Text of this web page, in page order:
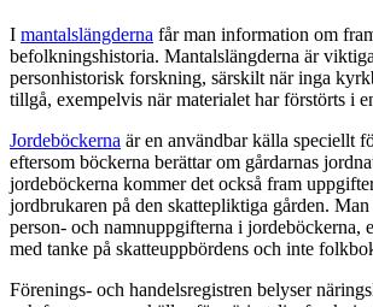
I mantalslängderna får man information om
befolkningshistoria. Mantalslängderna är
personhistorisk forskning, särskilt när inga
tillgå, exempelvis när materialet har förstörts i
Jordeböckerna är en användbar källa speciellt
eftersom böckerna berättar om gårdarnas
jordeböckerna kommer det också fram
jordbrukaren på den skattepliktiga gården.
person- och namnuppgifterna i jordeböckerna,
med tanke på skatteuppbördens och inte
Förenings- och handelsregistren belyser